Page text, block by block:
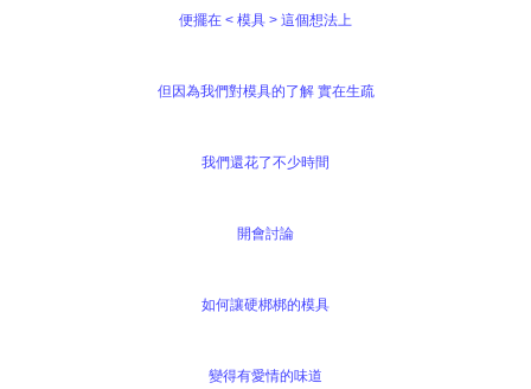
便擺在 < 模具 > 這個想法上
但因為我們對模具的了解 實在生疏
我們還花了不少時間
開會討論
如何讓硬梆梆的模具
變得有愛情的味道